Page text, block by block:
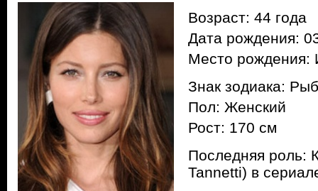
Возраст: 44 года
Дата рождения:
Место
Знак зодиака:
Пол: Женский
Рост: 170 см
Последняя роль:
Tannetti) в